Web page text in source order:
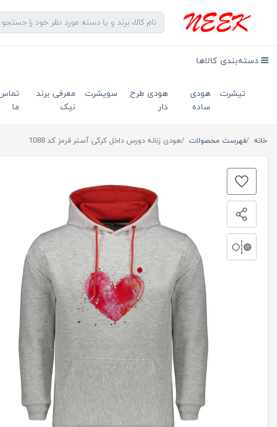
دسته‌بندی کالاها
تیشرت
هودی
ساده
هودی طرح
دار
سویشرت
معرفی برند
نیک
ما
خانه فهرست محصولات هودی زنانه دورس داخل کرکی آستر قرمز کد 1088